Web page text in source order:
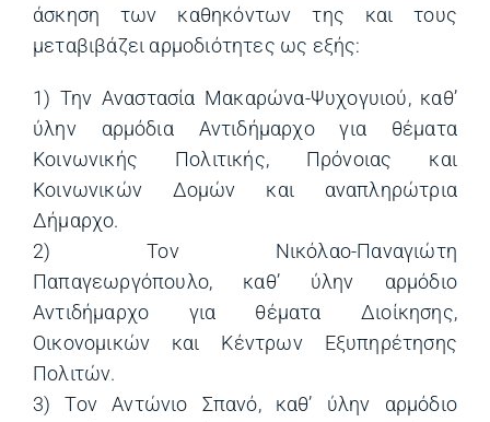
άσκηση των καθηκόντων της και τους
μεταβιβάζει αρμοδιότητες ως εξής:
1) Την Αναστασία Μακαρώνα-Ψυχογυιού, καθ’
ύλην αρμόδια Αντιδήμαρχο για θέματα
Κοινωνικής Πολιτικής, Πρόνοιας και
Κοινωνικών Δομών και αναπληρώτρια
Δήμαρχο.
2) Τον Νικόλαο-Παναγιώτη
Παπαγεωργόπουλο, καθ’ ύλην αρμόδιο
Αντιδήμαρχο για θέματα Διοίκησης,
Οικονομικών και Κέντρων Εξυπηρέτησης
Πολιτών.
3) Τον Αντώνιο Σπανό, καθ’ ύλην αρμόδιο